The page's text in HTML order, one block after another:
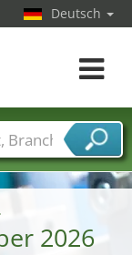
2026
Deutsch
Toggle
Branchen